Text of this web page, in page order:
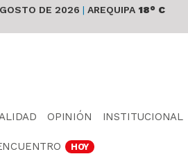
DE 2026 | AREQUIPA 18° C
OPINIÓN INSTITUCIONAL
HOY